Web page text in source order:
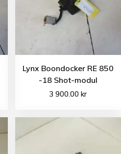
Lynx Boondocker RE 850
-18 Shot-modul
3 900.00kr